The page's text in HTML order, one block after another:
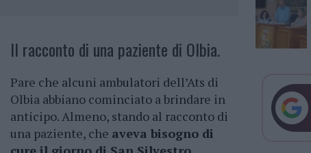
Il racconto di una paziente di Olbia.
Pare che alcuni ambulatori dell’Ats di
Olbia abbiano cominciato a brindare in
anticipo. Almeno, stando al racconto di
una paziente, che aveva bisogno di